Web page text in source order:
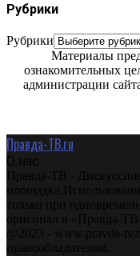
Рубрики
Рубрики
Материалы
ознакомительных
администрации
Правда-ТВ.ru
О нас
Правда-ТВ -
только при
оригинал в «Правда-ТВ»
@2023 - www.pravda-
правообладателям.